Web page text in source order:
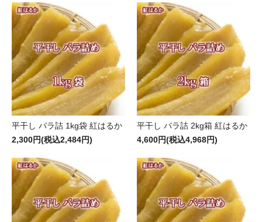
平干し バラ詰 1kg袋 紅はるか
2,300円(税込2,484円)
平干し バラ詰 2kg箱 紅はるか
4,600円(税込4,968円)